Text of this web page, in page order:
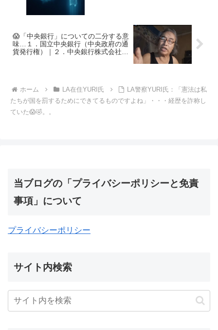
😱「中央銀行」についての二分する意
味…１．国立中央銀行（中央政府の通
貨発行権）｜２．中央銀行株式会社
ホーム LA在住YURI氏
LA警察YURI氏：「憲法は私
たちが国を罰するためにできてるものですよね」・・・経歴を詐称し
ていた😱🤣。。
当ブログの「プライバシーポリシーと免責
事項」について
プライバシーポリシー
サイト内検索